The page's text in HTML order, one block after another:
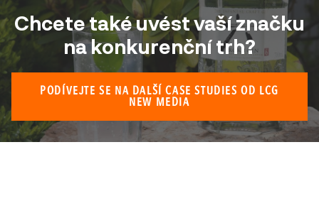
Chcete také uvést vaší značku
na konkurenční trh?
PODÍVEJTE SE NA DALŠÍ CASE STUDIES OD LCG
NEW MEDIA